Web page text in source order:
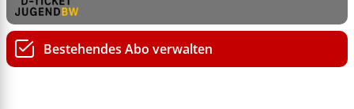
Bestehendes Abo verwalten